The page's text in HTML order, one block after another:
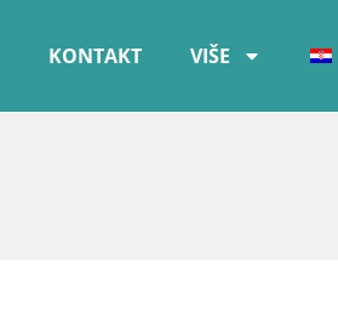
KONTAKT VIŠE